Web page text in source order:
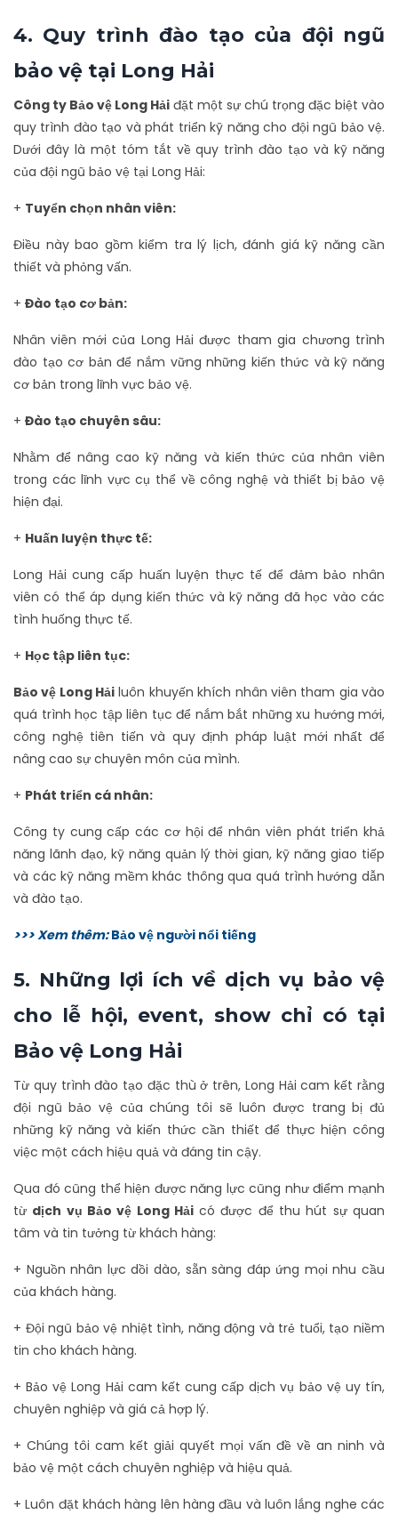
4. Quy trình đào tạo của đội ngũ
bảo vệ tại Long Hải
Công ty Bảo vệ Long Hải đặt một sự chú trọng đặc biệt vào
quy trình đào tạo và phát triển kỹ năng cho đội ngũ bảo vệ.
Dưới đây là một tóm tắt về quy trình đào tạo và kỹ năng
của đội ngũ bảo vệ tại Long Hải:
+ Tuyển chọn nhân viên:
Điều này bao gồm kiểm tra lý lịch, đánh giá kỹ năng cần
thiết và phỏng vấn.
+ Đào tạo cơ bản:
Nhân viên mới của Long Hải được tham gia chương trình
đào tạo cơ bản để nắm vững những kiến thức và kỹ năng
cơ bản trong lĩnh vực bảo vệ.
+ Đào tạo chuyên sâu:
Nhằm để nâng cao kỹ năng và kiến thức của nhân viên
trong các lĩnh vực cụ thể về công nghệ và thiết bị bảo vệ
hiện đại.
+ Huấn luyện thực tế:
Long Hải cung cấp huấn luyện thực tế để đảm bảo nhân
viên có thể áp dụng kiến thức và kỹ năng đã học vào các
tình huống thực tế.
+ Học tập liên tục:
Bảo vệ Long Hải luôn khuyến khích nhân viên tham gia vào
quá trình học tập liên tục để nắm bắt những xu hướng mới,
công nghệ tiên tiến và quy định pháp luật mới nhất để
nâng cao sự chuyên môn của mình.
+ Phát triển cá nhân:
Công ty cung cấp các cơ hội để nhân viên phát triển khả
năng lãnh đạo, kỹ năng quản lý thời gian, kỹ năng giao tiếp
và các kỹ năng mềm khác thông qua quá trình hướng dẫn
và đào tạo.
>>> Xem thêm:Bảo vệ người nổi tiếng
5. Những lợi ích về dịch vụ bảo vệ
cho lễ hội, event, show chỉ có tại
Bảo vệ Long Hải
Từ quy trình đào tạo đặc thù ở trên, Long Hải cam kết rằng
đội ngũ bảo vệ của chúng tôi sẽ luôn được trang bị đủ
những kỹ năng và kiến thức cần thiết để thực hiện công
việc một cách hiệu quả và đáng tin cậy.
Qua đó cũng thể hiện được năng lực cũng như điểm mạnh
từ dịch vụ Bảo vệ Long Hảicó được để thu hút sự quan
tâm và tin tưởng từ khách hàng:
+ Nguồn nhân lực dồi dào, sẵn sàng đáp ứng mọi nhu cầu
của khách hàng.
+ Đội ngũ bảo vệ nhiệt tình, năng động và trẻ tuổi, tạo niềm
tin cho khách hàng.
+ Bảo vệ Long Hải cam kết cung cấp dịch vụ bảo vệ uy tín,
chuyên nghiệp và giá cả hợp lý.
+ Chúng tôi cam kết giải quyết mọi vấn đề về an ninh và
bảo vệ một cách chuyên nghiệp và hiệu quả.
+ Luôn đặt khách hàng lên hàng đầu và luôn lắng nghe các